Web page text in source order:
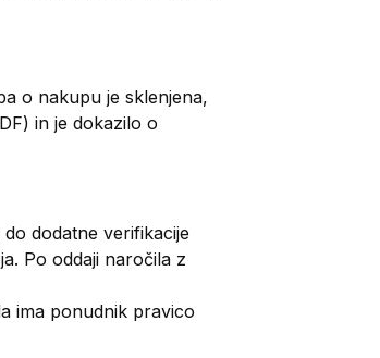
o nakupu je sklenjena,
in je dokazilo o
dodatne verifikacije
Po oddaji naročila z
ima ponudnik pravico